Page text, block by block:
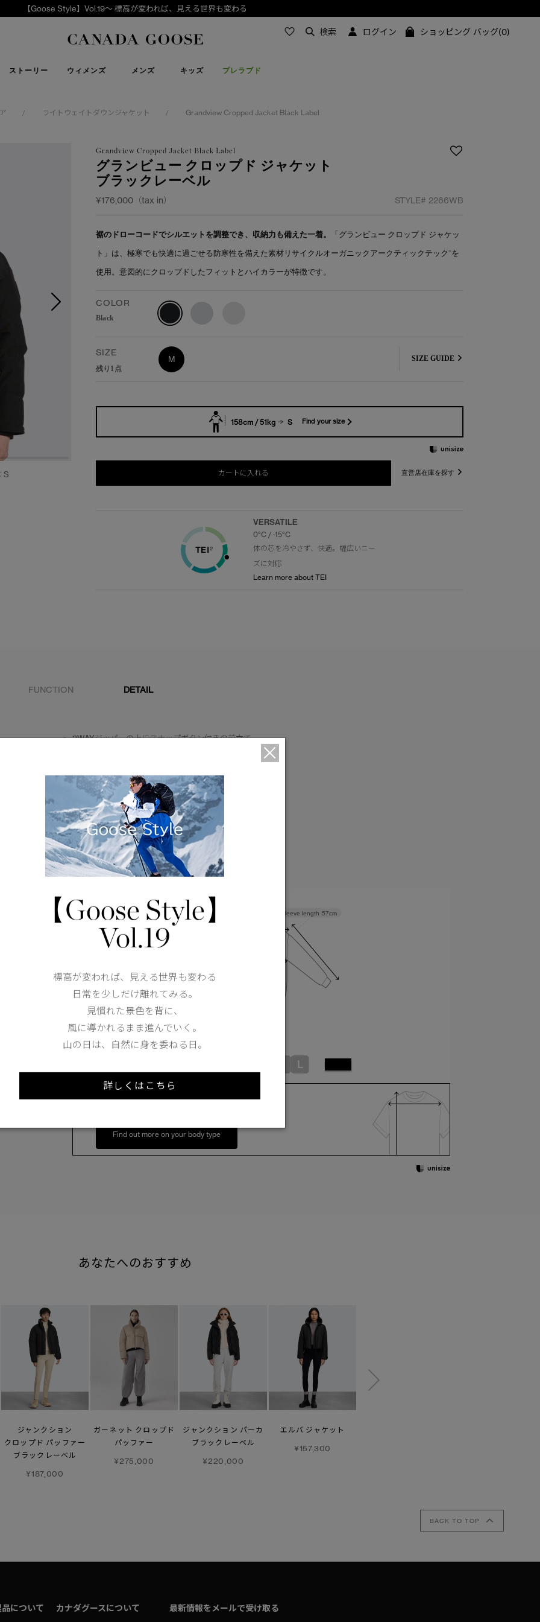
【Goose Style】Vol.19～ 標高が変われば、見える世界も変わる
Canada Goose
ストーリー ウィメンズ メンズ キッズ プレラブド
下取り申請 検索 ログイン ショッピング バッグ(0)
/ ライトウェイトダウンジャケット / Grandview Cropped Jacket Black Label
S
Grandview Cropped Jacket Black Label
グランビュー クロップド ジャケット
ブラックレーベル
¥176,000（tax in） STYLE# 2266WB
裾のドローコードでシルエットを調整でき、収納力も備えた一着。 「グランビュー クロップド ジャケッ
ト」は、極寒でも快適に過ごせる防寒性を備えた素材リサイクルオーガニックアークティックテック®を
使用。意図的にクロップドしたフィットとハイカラーが特徴です。
COLOR
Black
SIZE
残り1点
M SIZE GUIDE
158cm / 51kg S Find your size
カートに入れる 直営店在庫を探す
VERSATILE
0°C / -15°C
体の芯を冷やさず、快適。幅広いニー
ズに対応
Learn more about TEI
FUNCTION DETAIL
2WAYジッパーの上にスナップボタン付きの前立て
裾内側にドローコード付き
内側のバックパックストラップでハンズフリー持ち運び可能
外側にジッパー付きサイドシームポケットが2つ
仕様が変更する場合がございます。
Sleeve length 57cm
Length
Shoulder width
L
Find out more on your body type
あなたへのおすすめ
ジャンクション
クロップド パッファー
ブラックレーベル
¥187,000
ガーネット クロップド
パッファー
¥275,000
ジャンクション パーカ
ブラックレーベル
¥220,000
エルバ ジャケット
¥157,300
BACK TO TOP
品について カナダグースについて 最新情報をメールで受け取る
【Goose Style】
Vol.19
標高が変われば、見える世界も変わる
日常を少しだけ離れてみる。
見慣れた景色を背に、
風に導かれるまま進んでいく。
山の日は、自然に身を委ねる日。
詳しくはこちら